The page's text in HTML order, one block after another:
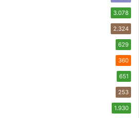
3.078
2.324
629
360
651
253
1.930